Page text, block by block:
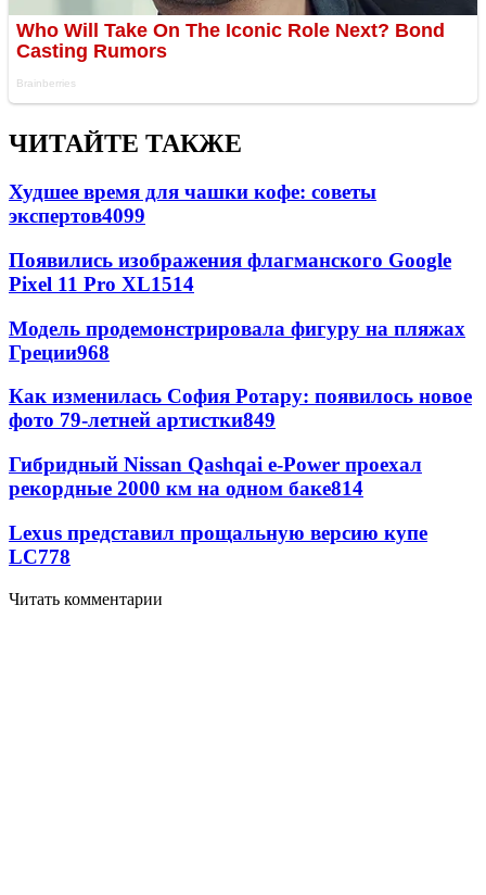
ЧИТАЙТЕ ТАКЖЕ
Худшее время для чашки кофе: советы
экспертов4099
Появились изображения флагманского Google
Pixel 11 Pro XL1514
Модель продемонстрировала фигуру на пляжах
Греции968
Как изменилась София Ротару: появилось новое
фото 79-летней артистки849
Гибридный Nissan Qashqai e-Power проехал
рекордные 2000 км на одном баке814
Lexus представил прощальную версию купе
LC778
Читать комментарии